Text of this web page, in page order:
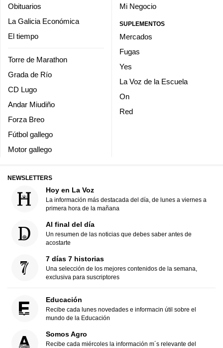
Obituarios
La Galicia Económica
El tiempo
Torre de Marathon
Grada de Río
CD Lugo
Andar Miudiño
Forza Breo
Fútbol gallego
Motor gallego
Mi Negocio
SUPLEMENTOS
Mercados
Fugas
Yes
La Voz de la Escuela
On
Red
NEWSLETTERS
Hoy en La Voz
La información más destacada del día, de lunes a viernes a
primera hora de la mañana
Al final del día
Un resumen de las noticias que debes saber antes de
acostarte
7 días 7 historias
Una selección de los mejores contenidos de la semana,
exclusiva para suscriptores
Educación
Recibe cada lunes novedades e informacin útil sobre el
mundo de la Educación
Somos Agro
Recibe cada miércoles la información m´s relevante del